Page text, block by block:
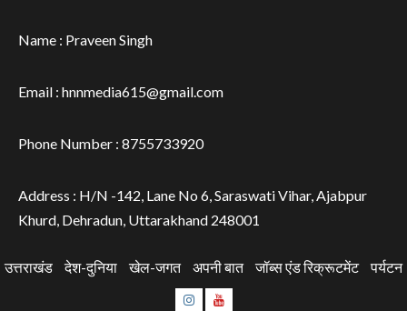
Name : Praveen Singh
Email : hnnmedia615@gmail.com
Phone Number : 8755733920
Address : H/N -142, Lane No 6, Saraswati Vihar, Ajabpur
Khurd, Dehradun, Uttarakhand 248001
उत्तराखंड देश-दुनिया खेल-जगत अपनी बात जॉब्स एंड रिक्रूटमेंट पर्यटन
Instagram
Youtube